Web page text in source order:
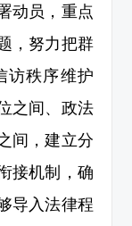
动员，重点
，努力把群
访秩序维护
之间、政法
间，建立分
接机制，确
导入法律程